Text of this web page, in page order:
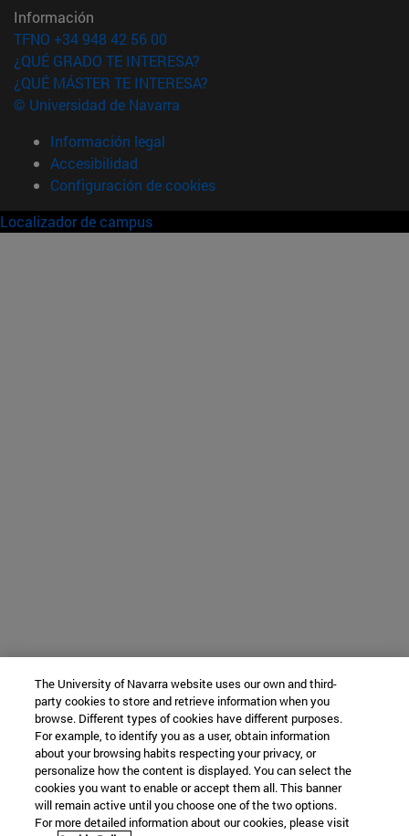
Información
TFNO +34 948 42 56 00
¿QUÉ GRADO TE INTERESA?
¿QUÉ MÁSTER TE INTERESA?
© Universidad de Navarra
Información legal
Accesibilidad
Configuración de cookies
Localizador de campus
The University of Navarra website uses our own and third-
party cookies to store and retrieve information when you
browse. Different types of cookies have different purposes.
For example, to identify you as a user, obtain information
about your browsing habits respecting your privacy, or
personalize how the content is displayed. You can select the
cookies you want to enable or accept them all. This banner
will remain active until you choose one of the two options.
For more detailed information about our cookies, please visit